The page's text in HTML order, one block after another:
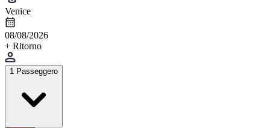
Venice
08/08/2026
+ Ritorno
1 Passeggero